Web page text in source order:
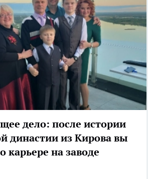
дело: после истории
династии из Кирова вы
карьере на заводе